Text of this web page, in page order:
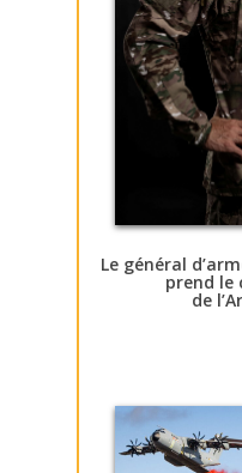
Le général
prend le
de